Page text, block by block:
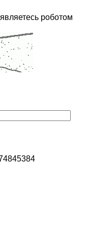
роботом